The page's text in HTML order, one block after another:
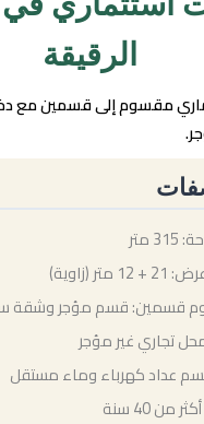
الرقيقة
مقسوم إلى قسمين مع
متر
(زاوية)
قسمين: قسم مؤجر وشقة
تجاري غير مؤجر
عداد كهرباء وماء مستقل
من 40 سنة